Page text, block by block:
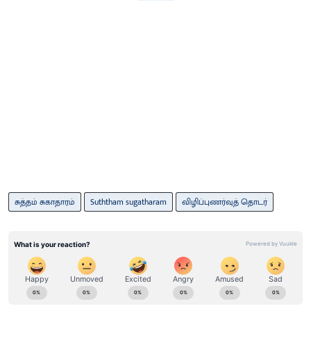
சுத்தம் சுகாதாரம் Suththam sugatharam விழிப்புணர்வுத் தொடர்